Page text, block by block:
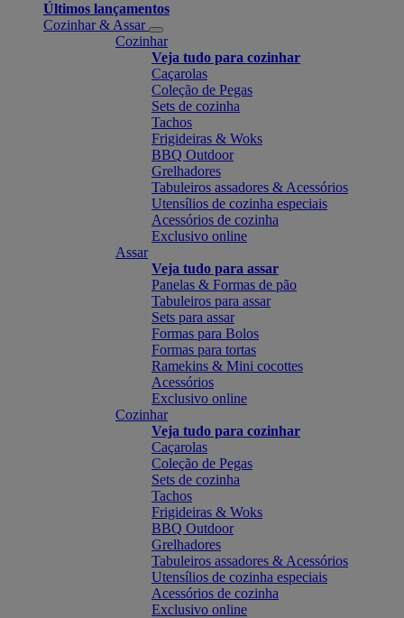
Últimos lançamentos
Cozinhar & Assar
Cozinhar
Veja tudo para cozinhar
Caçarolas
Coleção de Pegas
Sets de cozinha
Tachos
Frigideiras & Woks
BBQ Outdoor
Grelhadores
Tabuleiros assadores & Acessórios
Utensílios de cozinha especiais
Acessórios de cozinha
Exclusivo online
Assar
Veja tudo para assar
Panelas & Formas de pão
Tabuleiros para assar
Sets para assar
Formas para Bolos
Formas para tortas
Ramekins & Mini cocottes
Acessórios
Exclusivo online
Cozinhar
Veja tudo para cozinhar
Caçarolas
Coleção de Pegas
Sets de cozinha
Tachos
Frigideiras & Woks
BBQ Outdoor
Grelhadores
Tabuleiros assadores & Acessórios
Utensílios de cozinha especiais
Acessórios de cozinha
Exclusivo online